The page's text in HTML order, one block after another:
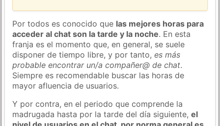
Por todos es conocido que las mejores horas para
acceder al chat son la tarde y la noche. En esta
franja es el momento que, en general, se suele
disponer de tiempo libre, y por tanto,es más
probable encontrar un/a compañer@ de chat.
Siempre es recomendable buscar las horas de
mayor afluencia de usuarios.
Y por contra, en el periodo que comprende la
madrugada hasta por la tarde del día siguiente,el